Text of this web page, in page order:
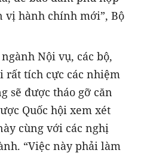
hành chính mới”, Bộ
Nội vụ, các bộ,
rất tích cực các nhiệm
sẽ được tháo gỡ căn
Quốc hội xem xét
cùng với các nghị
. “Việc này phải làm